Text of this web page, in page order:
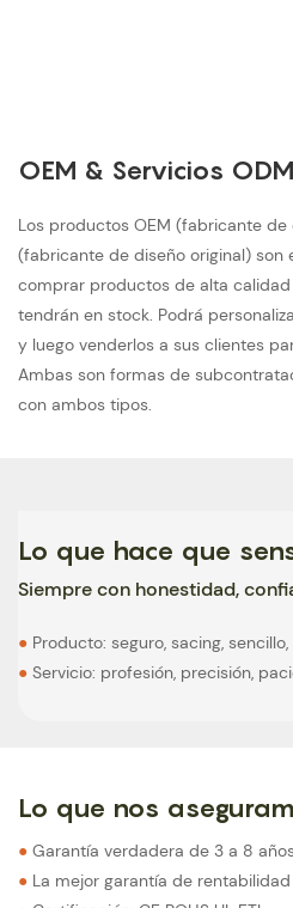
OEM & Servicios ODM
Los productos OEM (fabricante
(fabricante de diseño original) son
comprar productos de alta
tendrán en stock. Podrá
y luego venderlos a sus clientes
Ambas son formas de
con ambos tipos.
Lo que hace que
Siempre con honestidad,
● Producto: seguro, sacing,
● Servicio: profesión, precisión,
Lo que nos
● Garantía verdadera de 3 a 8
● La mejor garantía de rentabilidad